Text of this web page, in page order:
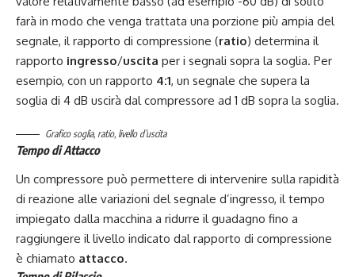
farà in modo che venga trattata una porzione più ampia del
segnale, il rapporto di compressione (ratio) determina il
rapporto ingresso/uscita per i segnali sopra la soglia. Per
esempio, con un rapporto 4:1, un segnale che supera la
soglia di 4 dB uscirà dal compressore ad 1 dB sopra la soglia.
Grafico soglia, ratio, livello d’uscita
Tempo di Attacco
Un compressore può permettere di intervenire sulla rapidità
di reazione alle variazioni del segnale d’ingresso, il tempo
impiegato dalla macchina a ridurre il guadagno fino a
raggiungere il livello indicato dal rapporto di compressione
è chiamato attacco.